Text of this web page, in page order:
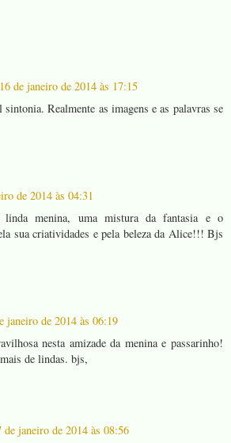
16 de janeiro de 2014 às 17:15
Realmente as imagens e as palavras se
de 2014 às 04:31
menina, uma mistura da fantasia e o
sua criatividades e pela beleza da Alice!!! Bjs
janeiro de 2014 às 06:19
nesta amizade da menina e passarinho!
de lindas. bjs,
de janeiro de 2014 às 08:56